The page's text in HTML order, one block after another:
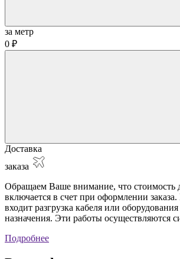
за метр
0 ₽
Доставка
заказа
Обращаем Ваше внимание, что стоимость
включается в счет при оформлении
входит разгрузка кабеля или
назначения. Эти работы осуществляются
Подробнее